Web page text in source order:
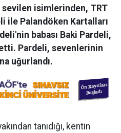
sevilen isimlerinden, TRT
ile Palandöken Kartalları
babası Baki Pardeli,
Pardeli, sevenlerinin
uğurlandı.
tanıdığı, kentin